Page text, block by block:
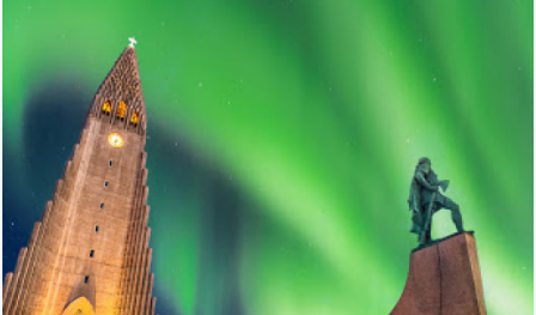
VOO EM CAÇAS DE COMBATE
Que tal voar em um caça de combate, como no filme
Top Gun? Você poderá realizar diversas manobras e